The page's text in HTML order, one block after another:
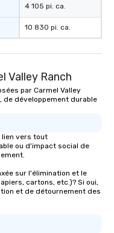
4 105 pi. ca.
10 830 pi. ca.
Valley Ranch
par Carmel Valley
de développement durable
lien vers tout
ou d'impact social de
sur l'élimination et le
cartons, etc.)? Si oui,
et de détournement des